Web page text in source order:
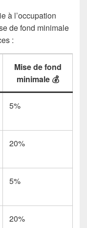
à l’occupation
de fond minimale
:
Mise de fond
minimale 💰
5%
20%
5%
20%